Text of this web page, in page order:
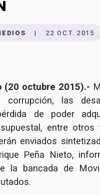
| 22 OCT. 2015
(20 octubre 2015).-
las
de poder
entre
enviados
Peña Nieto,
la bancada de